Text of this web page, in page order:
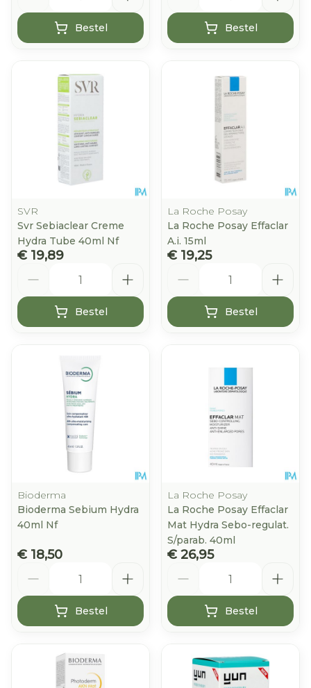
Bestel Bestel
SVR
Svr Sebiaclear Creme
Hydra Tube 40ml Nf
€ 19,89
Bestel
La Roche Posay
La Roche Posay Effaclar
A.i. 15ml
€ 19,25
Bestel
Bioderma
Bioderma Sebium Hydra
40ml Nf
€ 18,50
Bestel
La Roche Posay
La Roche Posay Effaclar
Mat Hydra Sebo-regulat.
S/parab. 40ml
€ 26,95
Bestel